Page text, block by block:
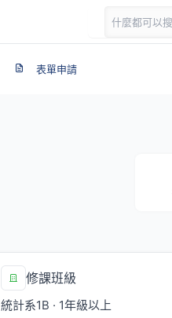
表單申請
修課班級
統計系1B · 1年級以上